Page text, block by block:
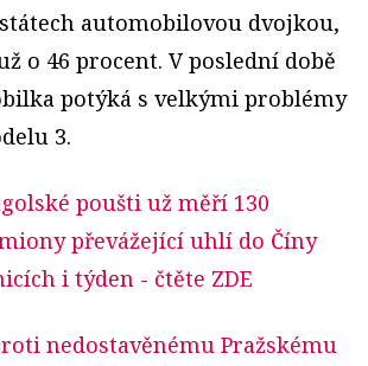
automobilovou dvojkou,
o 46 procent. V poslední době
potýká s velkými problémy
3.
poušti už měří 130
převážející uhlí do Číny
i týden - čtěte ZDE
nedostavěnému Pražskému